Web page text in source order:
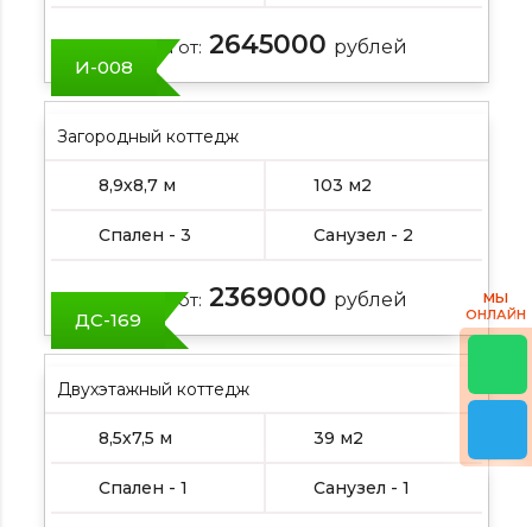
Цена от: 2645000 рублей
И-008
Загородный коттедж
8,9х8,7 м 103 м2
Спален - 3 Санузел - 2
Цена от: 2369000 рублей
ДС-169
Двухэтажный коттедж
8,5х7,5 м 39 м2
Спален - 1 Санузел - 1
МЫ
ОНЛАЙН